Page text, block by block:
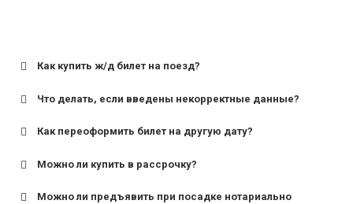
Как купить ж/д билет на поезд?
Что делать, если введены некорректные данные?
Как переоформить билет на другую дату?
Можно ли купить в рассрочку?
Можно ли предъявить при посадке нотариально